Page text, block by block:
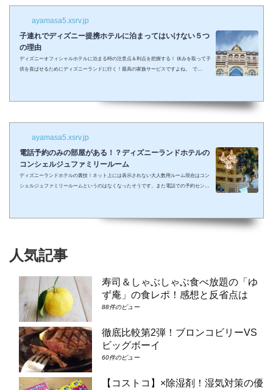
ayamasa5.xsrv.jp
子連れでディズニー提携ホテルに泊まってはいけない５つ
の理由
ディズニーオフィシャルホテルに泊まる時の注意点＆利点を把握する！ 休みを取って子
供を喜ばせるためにディズニーランドに行く！最高の家族サービスですよね。 で
ラした夢の国を可愛い我が子に見せたかったのに・・・。 そんな時、「ディズニーラ...
ayamasa5.xsrv.jp
電話予約のみの部屋がある！？ディズニーランドホテルの
コンシェルジュファミリールーム
ディズニーランドホテルの裏技！ネット上には表示されない大人数用ルーム現在はコン
シェルジュファミリールームというのはなくなったそうです。また電話での予約センタ
ュ・スーペリアルーム（パークビュー）（7-8階）④コンシェルジュ・デラックスルー
人気記事
寿司＆しゃぶしゃぶ食べ放題の「ゆ
ず庵」の食レポ！感想と反省点は
88件のビュー
徹底比較第2弾！ブロンコビリーVS
ビッグボーイ
60件のビュー
【コストコ】×除湿剤！湿気対策の優